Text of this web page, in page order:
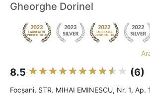
Gheorghe Dorinel
8.5 (6)
Focşani, STR. MIHAI EMINESCU, Nr. 1, Ap. 1